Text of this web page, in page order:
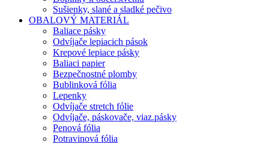
Sušienky, slané a sladké pečivo
OBALOVÝ MATERIÁL
Baliace pásky
Odvíjače lepiacich pások
Krepové lepiace pásky
Baliaci papier
Bezpečnostné plomby
Bublinková fólia
Lepenky
Odvíjače stretch fólie
Odvíjače, páskovače, viaz.pásky
Penová fólia
Potravinová fólia